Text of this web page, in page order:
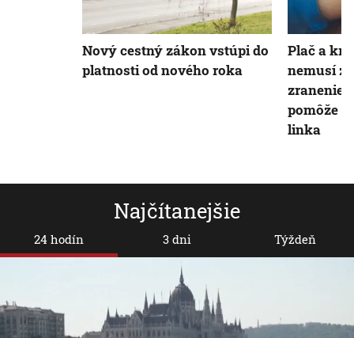
Najčítanejšie
24 hodín 3 dni Týždeň
Nový cestný zákon vstúpi do
platnosti od nového roka
Plač a
nemusí
zranenie.
pomôže
linka